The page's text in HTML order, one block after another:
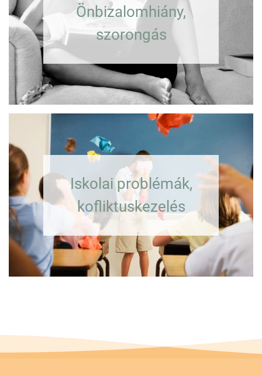
Önbizalomhiány,
szorongás
Iskolai problémák,
kofliktuskezelés